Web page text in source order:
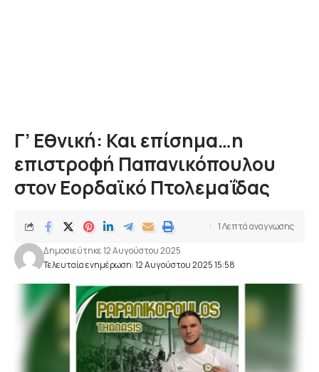
Γ’ Εθνική: Και επίσημα…η
επιστροφή Παπανικόπουλου
στον Εορδαϊκό Πτολεμαΐδας
Τελευταία ενημέρωση: 12 Αυγούστου 2025 15:58
Δημοσιεύτηκε 12 Αυγούστου 2025
1 Λεπτά αναγνωσης